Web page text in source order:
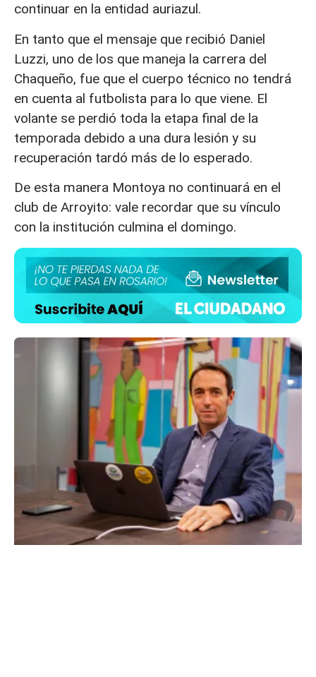
continuar en la entidad auriazul.
En tanto que el mensaje que recibió Daniel
Luzzi, uno de los que maneja la carrera del
Chaqueño, fue que el cuerpo técnico no tendrá
en cuenta al futbolista para lo que viene. El
volante se perdió toda la etapa final de la
temporada debido a una dura lesión y su
recuperación tardó más de lo esperado.
De esta manera Montoya no continuará en el
club de Arroyito: vale recordar que su vínculo
con la institución culmina el domingo.